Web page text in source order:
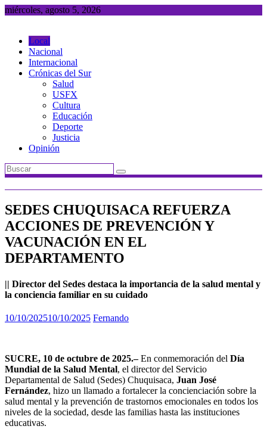
Saltar
miércoles, agosto 5, 2026
Local
Nacional
Internacional
Crónicas del Sur
Salud
USFX
Cultura
Educación
Deporte
Justicia
Opinión
SEDES CHUQUISACA REFUERZA
ACCIONES DE PREVENCIÓN Y
VACUNACIÓN EN EL
DEPARTAMENTO
|| Director del Sedes destaca la importancia de la salud mental y
la conciencia familiar en su cuidado
10/10/202510/10/2025 Fernando
SUCRE, 10 de octubre de 2025.–En conmemoración del Día
Mundial de la Salud Mental, el director del Servicio
Departamental de Salud (Sedes) Chuquisaca, Juan José
Fernández, hizo un llamado a fortalecer la concienciación sobre la
salud mental y la prevención de trastornos emocionales en todos los
niveles de la sociedad, desde las familias hasta las instituciones
educativas.